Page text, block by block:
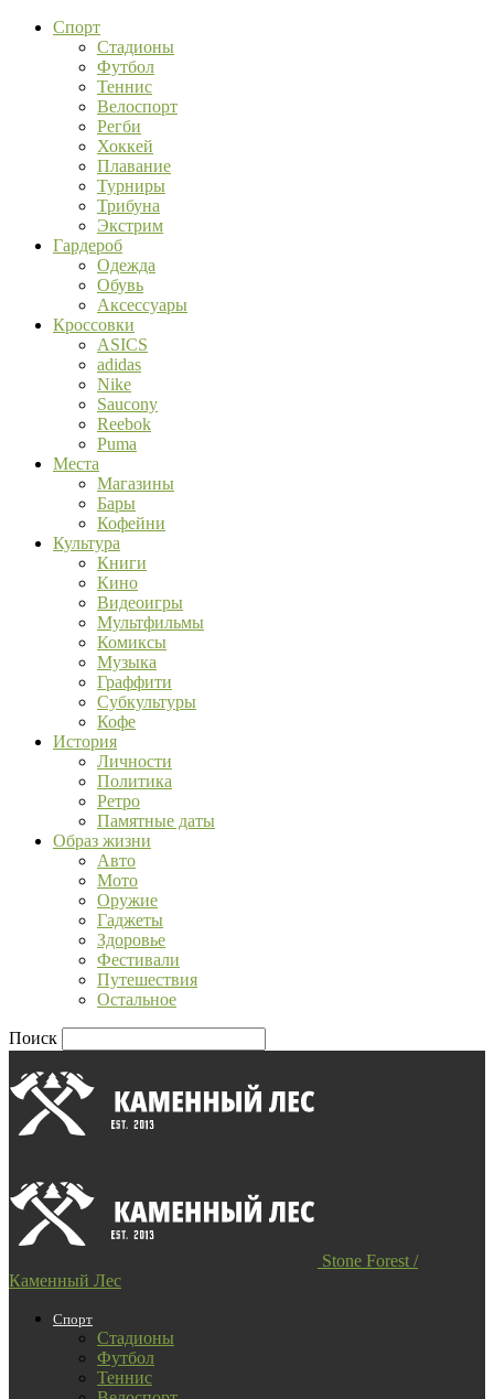
Спорт
Стадионы
Футбол
Теннис
Велоспорт
Регби
Хоккей
Плавание
Турниры
Трибуна
Экстрим
Гардероб
Одежда
Обувь
Аксессуары
Кроссовки
ASICS
adidas
Nike
Saucony
Reebok
Puma
Места
Магазины
Бары
Кофейни
Культура
Книги
Кино
Видеоигры
Мультфильмы
Комиксы
Музыка
Граффити
Субкультуры
Кофе
История
Личности
Политика
Ретро
Памятные даты
Образ жизни
Авто
Мото
Оружие
Гаджеты
Здоровье
Фестивали
Путешествия
Остальное
Поиск
Stone Forest /
Каменный Лес
Спорт
Стадионы
Футбол
Теннис